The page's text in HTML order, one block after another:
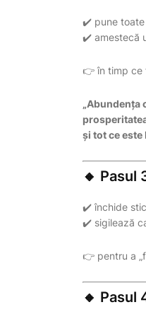
✔️ pune toate
✔️ amestecă
👉 în timp ce
„Abundența
și tot ce este
🔸 Pasul
✔️ închide
✔️ sigilează
👉 pentru a
🔸 Pasul